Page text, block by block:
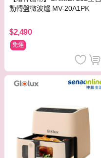
動轉盤微波爐 MV-20A1PK
$2,490
免運